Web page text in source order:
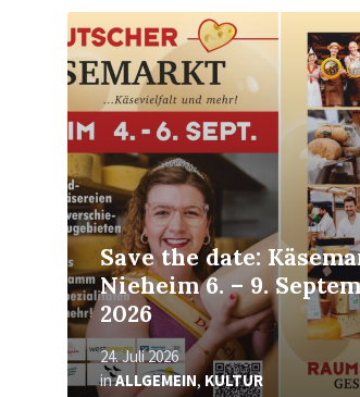
Save the date:
Nieheim 6. – 9.
2026
24. Juli 2026
inALLGEMEIN,KULTUR
Mehr
erfahren